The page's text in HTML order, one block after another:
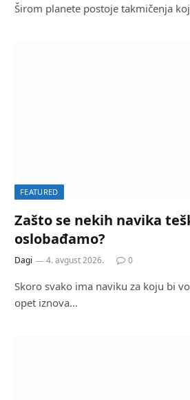
Širom planete postoje takmičenja
FEATURED
Zašto se nekih navika
oslobađamo?
Dagi 4. avgust 2026. 0
Skoro svako ima naviku za koju bi
opet iznova…